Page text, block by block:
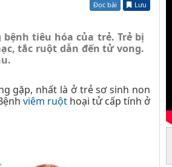
Đọc bài Lưu
tiêu hóa của trẻ. Trẻ bị
tắc ruột dẫn đến tử vong.
gặp, nhất là ở trẻ sơ sinh non
viêm ruột hoại tử cấp tính ở